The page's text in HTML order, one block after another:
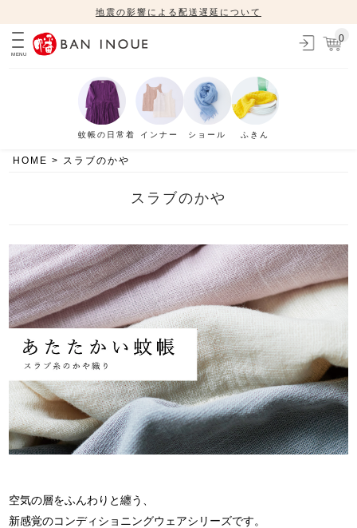
地震の影響による配送遅延について
MENU
0
蚊帳の日常着 インナー ショール ふきん
HOME スラブのかや
スラブのかや
空気の層をふんわりと纏う、
新感覚のコンディショニングウェアシリーズです。